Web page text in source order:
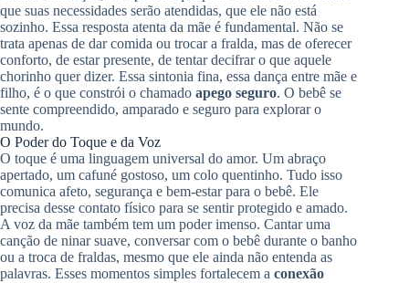
que suas necessidades serão atendidas, que ele não está
sozinho. Essa resposta atenta da mãe é fundamental. Não se
trata apenas de dar comida ou trocar a fralda, mas de oferecer
conforto, de estar presente, de tentar decifrar o que aquele
chorinho quer dizer. Essa sintonia fina, essa dança entre mãe e
filho, é o que constrói o chamado apego seguro. O bebê se
sente compreendido, amparado e seguro para explorar o
mundo.
O Poder do Toque e da Voz
O toque é uma linguagem universal do amor. Um abraço
apertado, um cafuné gostoso, um colo quentinho. Tudo isso
comunica afeto, segurança e bem-estar para o bebê. Ele
precisa desse contato físico para se sentir protegido e amado.
A voz da mãe também tem um poder imenso. Cantar uma
canção de ninar suave, conversar com o bebê durante o banho
ou a troca de fraldas, mesmo que ele ainda não entenda as
palavras. Esses momentos simples fortalecem a conexão